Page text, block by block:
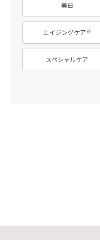
美白
エイジングケア※
スペシャルケア